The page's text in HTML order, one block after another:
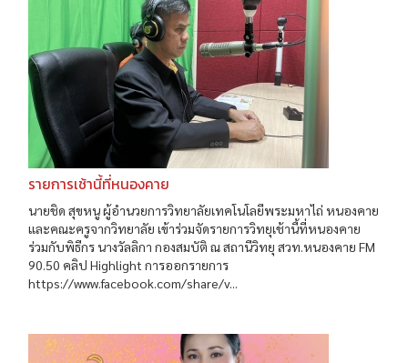
รายการเช้านี้ที่หนองคาย
นายชิด สุขหนู ผู้อำนวยการวิทยาลัยเทคโนโลยีพระมหาไถ่ หนองคาย
และคณะครูจากวิทยาลัย เข้าร่วมจัดรายการวิทยุเช้านี้ที่หนองคาย
ร่วมกับพิธีกร นางวัลลิกา กองสมบัติ ณ สถานีวิทยุ สวท.หนองคาย FM
90.50 คลิป Highlight การออกรายการ
https://www.facebook.com/share/v...